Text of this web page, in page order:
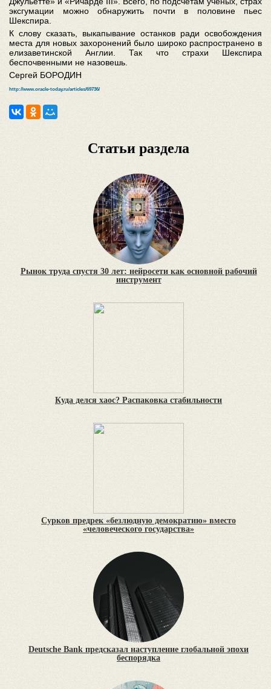
эксгумации можно обнаружить почти в половине пьес
Шекспира.
К слову сказать, выкапывание останков ради освобождения
места для новых захоронений было широко распространено в
елизаветинской Англии. Так что страхи Шекспира
беспочвенными не назовешь.
Сергей БОРОДИН
http://www.oracle-today.ru/articles/69736/
Статьи раздела
Рынок труда спустя 30 лет: нейросети как основной рабочий
инструмент
Куда делся хаос? Распаковка стабильности
Сурков предрек «безлюдную демократию» вместо
«человеческого государства»
Deutsche Bank предсказал наступление глобальной эпохи
беспорядка